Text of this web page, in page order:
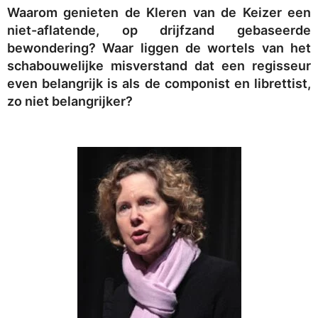
Waarom genieten de Kleren van de Keizer een
niet-aflatende, op drijfzand gebaseerde
bewondering? Waar liggen de wortels van het
schabouwelijke misverstand dat een regisseur
even belangrijk is als de componist en librettist,
zo niet belangrijker?